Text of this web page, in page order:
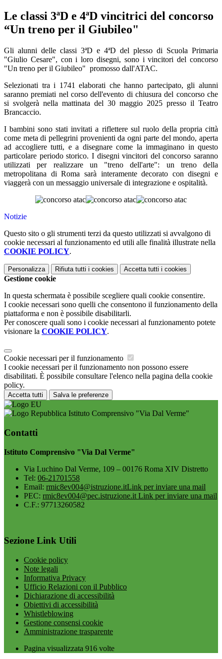
Le classi 3ªD e 4ªD vincitrici del concorso
“Un treno per il Giubileo"
Gli alunni delle classi 3ªD e 4ªD del plesso di Scuola Primaria
"Giulio Cesare", con i loro disegni, sono i vincitori del concorso
"Un treno per il Giubileo" promosso dall'ATAC.
Selezionati tra i 1741 elaborati che hanno partecipato, gli alunni
saranno premiati nel corso dell'evento di chiusura del concorso che
si svolgerà nella mattinata del 30 maggio 2025 presso il Teatro
Brancaccio.
I bambini sono stati invitati a riflettere sul ruolo della propria città
come meta di pellegrini provenienti da ogni parte del mondo, aperta
ad accogliere tutti, e a disegnare come la immaginano in questo
particolare periodo storico. I disegni vincitori del concorso saranno
utilizzati per realizzare un "treno dell'arte": un treno della
metropolitana di Roma sarà interamente decorato con disegni e
viaggerà con un messaggio universale di integrazione e ospitalità.
Notizie
Questo sito o gli strumenti terzi da questo utilizzati si avvalgono di
cookie necessari al funzionamento ed utili alle finalità illustrate nella
COOKIE POLICY.
Personalizza Rifiuta tutti i cookies Accetta tutti i cookies
Gestione cookie
In questa schermata è possibile scegliere quali cookie consentire.
I cookie necessari sono quelli che consentono il funzionamento della
piattaforma e non è possibile disabilitarli.
Per conoscere quali sono i cookie necessari al funzionamento potete
visionare la COOKIE POLICY.
Cookie necessari per il funzionamento
I cookie necessari per il funzionamento non possono essere
disabilitati. È possibile consultare l'elenco nella pagina della cookie
policy.
Accetta tutti Salva le preferenze
Istituto Comprensivo "Via Dal Verme"
Contatti
Istituto Comprensivo "Via Dal Verme"
Via Luchino Dal Verme, 109 – 00176 Roma XIV Distretto
Tel: 06-21701558
Email: rmic8ev004@istruzione.itLink per inviare una mail
PEC: rmic8ev004@pec.istruzione.it Link per inviare una mail
C.F.: 97713260582
Sezione Link Utili
Cookie policy
Note legali
Informativa Privacy
Ufficio Relazioni con il Pubblico
Dichiarazione di accessibilità
Obiettivi di accessibilità
Whistleblowing
Gestione consensi cookie
Amministrazione trasparente
Pagina visualizzata 916 volte